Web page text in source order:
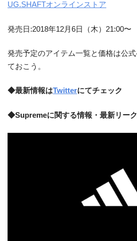
UG.SHAFTオンラインストア
発売日:2018年12月6日（木）21:00〜
発売予定のアイテム一覧と価格は公
ておこう。
◆最新情報はTwitterにてチェック
◆Supremeに関する情報・最新リー